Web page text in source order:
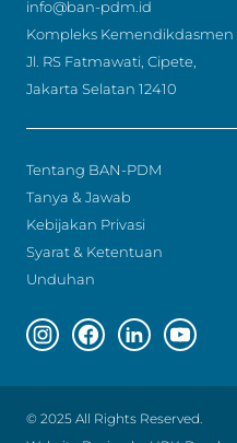
info@ban-pdm.id
Kompleks Kemendikdasmen
Jl. RS Fatmawati, Cipete,
Jakarta Selatan 12410
Tentang BAN-PDM
Tanya & Jawab
Kebijakan Privasi
Syarat & Ketentuan
Unduhan
© 2025 All Rights Reserved.